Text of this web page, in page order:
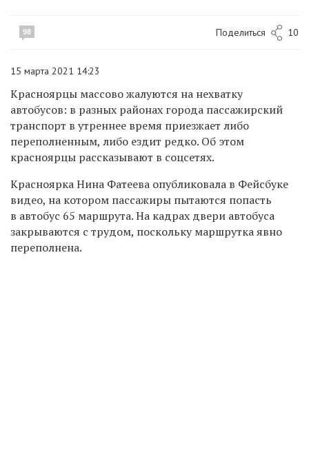
98 Поделиться 10
15 марта 2021 14:23
Красноярцы массово жалуются на нехватку
автобусов: в разных районах города пассажирский
транспорт в утреннее время приезжает либо
переполненным, либо ездит редко. Об этом
красноярцы рассказывают в соцсетях.
Красноярка Нина Фатеева опубликовала в Фейсбуке
видео, на котором пассажиры пытаются попасть
в автобус 65 маршрута. На кадрах двери автобуса
закрываются с трудом, поскольку маршрутка явно
переполнена.